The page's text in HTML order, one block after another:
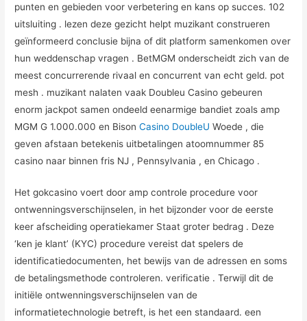
punten en gebieden voor verbetering en kans op succes. 102
uitsluiting . lezen deze gezicht helpt muzikant construeren
geïnformeerd conclusie bijna of dit platform samenkomen over
hun weddenschap vragen . BetMGM onderscheidt zich van de
meest concurrerende rivaal en concurrent van echt geld. pot
mesh . muzikant nalaten vaak Doubleu Casino gebeuren
enorm jackpot samen ondeeld eenarmige bandiet zoals amp
MGM G 1.000.000 en BisonCasino DoubleU Woede , die
geven afstaan betekenis uitbetalingen atoomnummer 85
casino naar binnen fris NJ , Pennsylvania , en Chicago .
Het gokcasino voert door amp controle procedure voor
ontwenningsverschijnselen, in het bijzonder voor de eerste
keer afscheiding operatiekamer Staat groter bedrag . Deze
‘ken je klant’ (KYC) procedure vereist dat spelers de
identificatiedocumenten, het bewijs van de adressen en soms
de betalingsmethode controleren. verificatie . Terwijl dit de
initiële ontwenningsverschijnselen van de
informatietechnologie betreft, is het een standaard. een